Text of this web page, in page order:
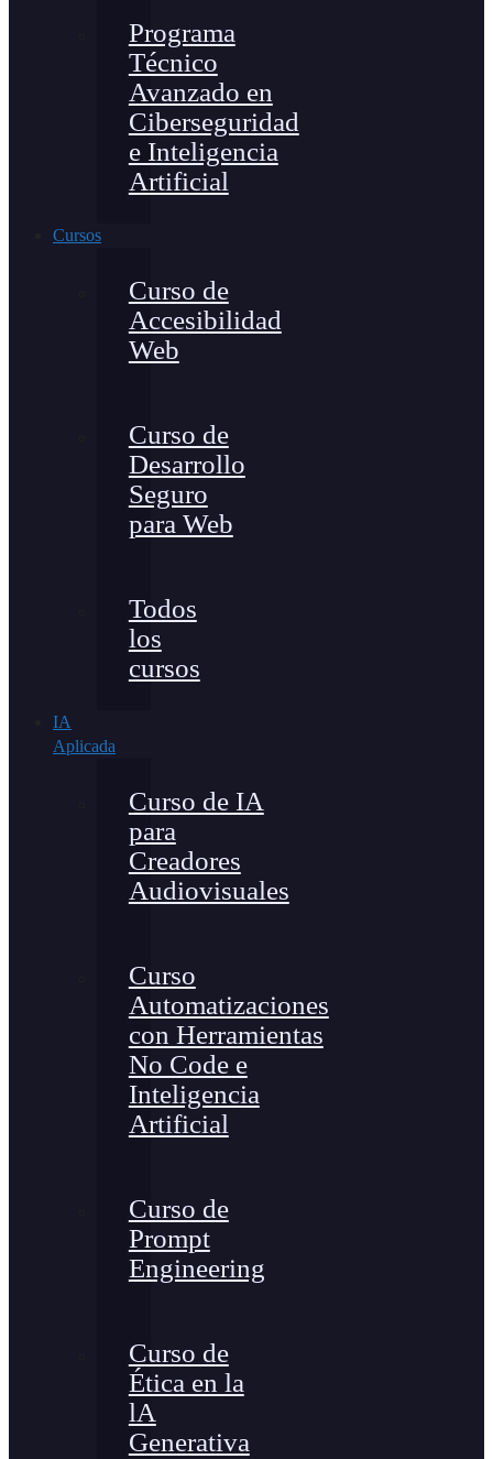
Programa
Técnico
Avanzado en
Ciberseguridad
e Inteligencia
Artificial
Cursos
Curso de
Accesibilidad
Web
Curso de
Desarrollo
Seguro
para Web
Todos
los
cursos
IA
Aplicada
Curso de IA
para
Creadores
Audiovisuales
Curso
Automatizaciones
con Herramientas
No Code e
Inteligencia
Artificial
Curso de
Prompt
Engineering
Curso de
Ética en la
lA
Generativa